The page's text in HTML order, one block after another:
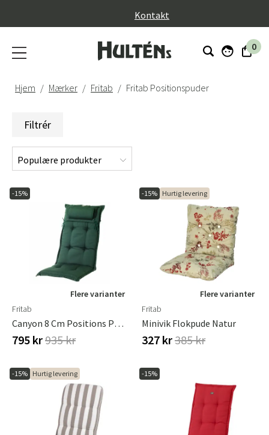
Kontakt
0
Hjem Mærker Fritab Fritab Positionspuder
Filtrér
-15%
Flere varianter
Fritab
Canyon 8 Cm Positions Pude I Strukturdralon Grøn
795 kr935 kr
-15% Hurtig levering
Flere varianter
Fritab
Minivik Flokpude Natur
327 kr385 kr
-15% Hurtig levering -15%